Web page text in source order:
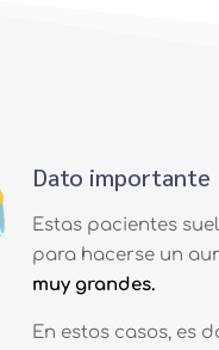
Dato importante
Estas pacientes
para hacerse un
muy grandes.
En estos casos, es